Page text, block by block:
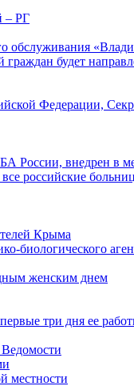
– РГ
обслуживания
граждан будет
Федерации,
России, внедрен в
российские
Крыма
биологического
женским днем
три дня ее
местности